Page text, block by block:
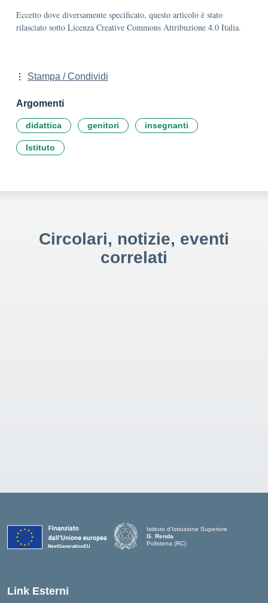
Eccetto dove diversamente specificato, questo articolo è stato
rilasciato sotto Licenza Creative Commons Attribuzione 4.0 Italia.
Stampa / Condividi
Argomenti
didattica genitori insegnanti
Istituto
Circolari, notizie, eventi
correlati
Istituto d'Istruzione Superiore
G. Renda
Polistena (RC)
Link Esterni